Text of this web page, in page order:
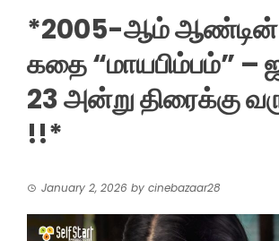
*2005-ஆம் ஆண்டின்
கதை “மாயபிம்பம்” –
23 அன்று திரைக்கு
!!*
January 2, 2026 by cinebazaar28